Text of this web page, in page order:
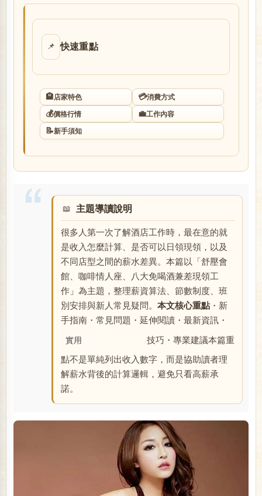
📌 快速重點
🏨店家特色 💳消費方式
💰價格行情 💼工作內容
📝新手須知
主題導讀說明
很多人第一次了解酒店工作時，最在意的就
是收入怎麼計算、是否可以日領現領，以及
不同店型之間的薪水差異。本篇以「舒壓會
館、咖啡情人座、八大免喝酒兼差現領工
作」為主題，整理薪資算法、節數制度、班
別安排與新人常見疑問。 本文核心重點 ・新
手指南・常見問題・延伸閱讀・最新資訊・
實用 技巧・專業建議本篇重
點不是單純列出收入數字，而是協助讀者理
解薪水背後的計算邏輯，避免只看高薪承
諾。